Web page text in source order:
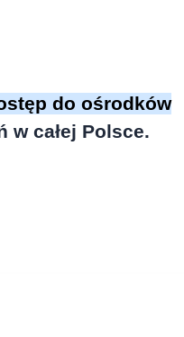
do ośrodków
całej Polsce.